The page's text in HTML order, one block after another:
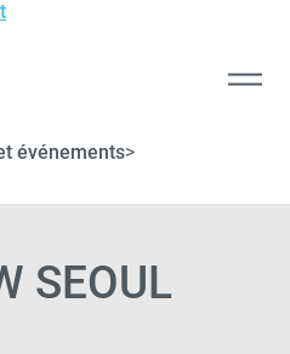
événements>
SEOUL